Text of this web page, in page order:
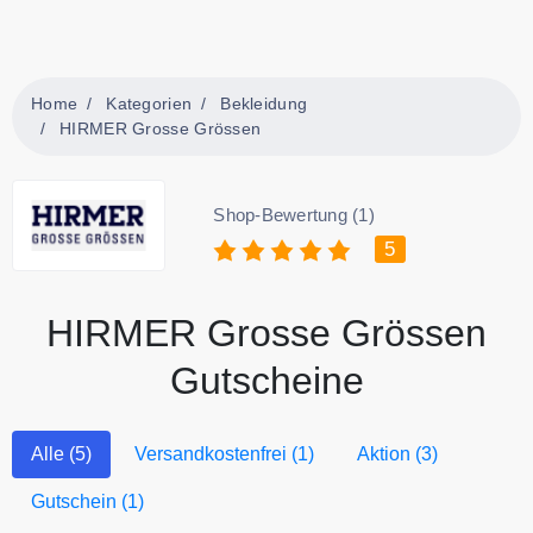
Home Kategorien
Bekleidung
HIRMER Grosse Grössen
Shop-Bewertung (1)
5
HIRMER Grosse Grössen
Gutscheine
Alle (5) Versandkostenfrei (1) Aktion (3)
Gutschein (1)